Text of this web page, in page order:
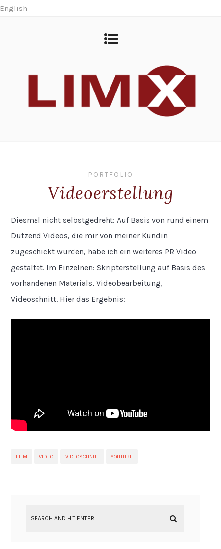
English
PORTFOLIO
Videoerstellung
Diesmal nicht selbstgedreht: Auf Basis von rund einem
Dutzend Videos, die mir von meiner Kundin
zugeschickt wurden, habe ich ein weiteres PR Video
gestaltet. Im Einzelnen: Skripterstellung auf Basis des
vorhandenen Materials, Videobearbeitung,
Videoschnitt. Hier das Ergebnis:
FILM VIDEO VIDEOSCHNITT YOUTUBE